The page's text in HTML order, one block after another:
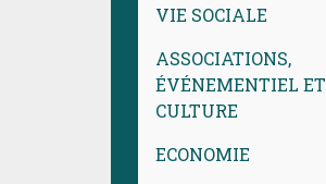
VIE SOCIALE
ASSOCIATIONS,
ÉVÉNEMENTIEL ET
CULTURE
ECONOMIE